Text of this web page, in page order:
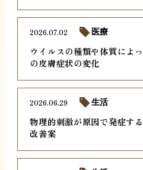
ウイルスの種類や体質によ
の皮膚症状の変化
2026.07.02 医療
物理的刺激が原因で発症す
改善案
2026.06.29 生活